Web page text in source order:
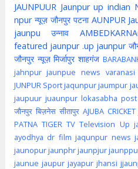
JAUNPUUR Jaunpur up indian
npur न्यूज़ जौनपुर पटना AUNPUR
jaunpu
उन्नाव
featured jaunpur .up jaunpur
जौनपुर न्यूज़ मिर्जापुर शाहगंज
jahnpur jaunpue news varanasi
JUNPUR Sportjaqunpurjaumpur
jaupuur juaunpur lokasabha post
जौनपुर बिज़नेस सीतापुर AJUBA CRICKET
PATNA TIGER TV Television Up
ayodhya dr film jaqunpur news
jaunopurjaunphrjaunpjur
jaunue jaupur jayapur jhansi